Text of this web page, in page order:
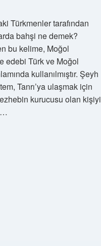
Türkmenler tarafından
bahşi ne demek?
bu kelime, Moğol
edebi Türk ve Moğol
kullanılmıştır. Şeyh
Tanrı’ya ulaşmak için
kurucusu olan kişiyi